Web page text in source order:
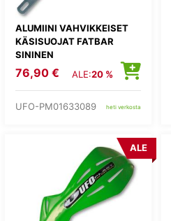
ALUMIINI VAHVIKKEISET
KÄSISUOJAT FATBAR
SININEN
76,90 € ALE:20 %
UFO-PM01633089 heti verkosta
ALE